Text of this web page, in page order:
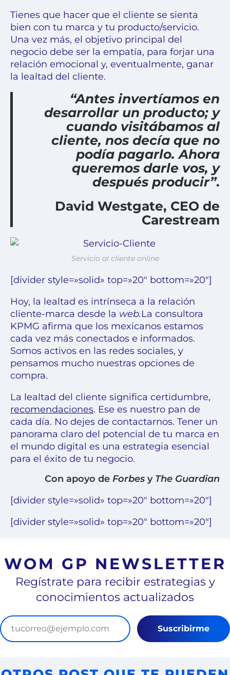
Tienes que hacer que el cliente se sienta
bien con tu marca y tu producto/servicio.
Una vez más, el objetivo principal del
negocio debe ser la empatía, para forjar una
relación emocional y, eventualmente, ganar
la lealtad del cliente.
“Antes invertíamos en
desarrollar un producto; y
cuando visitábamos al
cliente, nos decía que no
podía pagarlo. Ahora
queremos darle vos, y
después producir”.
David Westgate, CEO de
Carestream
Servicio al cliente online
[divider style=»solid» top=»20″ bottom=»20″]
Hoy, la lealtad es intrínseca a la relación
cliente-marca desde la web.La consultora
KPMG afirma que los mexicanos estamos
cada vez más conectados e informados.
Somos activos en las redes sociales, y
pensamos mucho nuestras opciones de
compra.
La lealtad del cliente significa certidumbre,
recomendaciones. Ese es nuestro pan de
cada día. No dejes de contactarnos. Tener un
panorama claro del potencial de tu marca en
el mundo digital es una estrategia esencial
para el éxito de tu negocio.
Con apoyo de Forbes y The Guardian
[divider style=»solid» top=»20″ bottom=»20″]
[divider style=»solid» top=»20″ bottom=»20″]
WOM GP NEWSLETTER
Regístrate para recibir estrategias y
conocimientos actualizados
Suscribirme